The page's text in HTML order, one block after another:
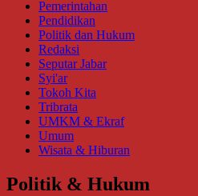
Pemerintahan
Pendidikan
Politik dan Hukum
Redaksi
Seputar Jabar
Syi'ar
Tokoh Kita
Tribrata
UMKM & Ekraf
Umum
Wisata & Hiburan
Politik & Hukum